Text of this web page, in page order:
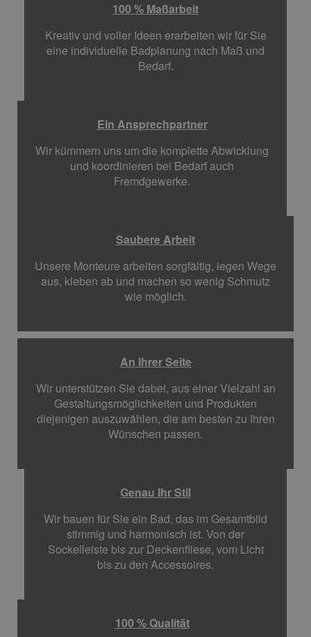
100 % Maßarbeit
Kreativ und voller Ideen erarbeiten wir für Sie
eine individuelle Badplanung nach Maß und
Bedarf.
Ein Ansprechpartner
Wir kümmern uns um die komplette Abwicklung
und koordinieren bei Bedarf auch
Fremdgewerke.
Saubere Arbeit
Unsere Monteure arbeiten sorgfältig, legen Wege
aus, kleben ab und machen so wenig Schmutz
wie möglich.
An Ihrer Seite
Wir unterstützen Sie dabei, aus einer Vielzahl an
Gestaltungsmöglichkeiten und Produkten
diejenigen auszuwählen, die am besten zu Ihren
Wünschen passen.
Genau Ihr Stil
Wir bauen für Sie ein Bad, das im Gesamtbild
stimmig und harmonisch ist. Von der
Sockelleiste bis zur Deckenfliese, vom Licht
bis zu den Accessoires.
100 % Qualität